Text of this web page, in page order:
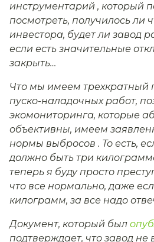
инструментарий , который
посмотреть, получилось ли
инвестора, будет ли завод
если есть значительные
закрыть…
Что мы имеем трехкратный
пуско-наладочных работ,
экомониторинга, которые
объективны, имеем
нормы выбросов . То есть,
должно быть три
теперь я буду просто
что все нормально, даже
килограмм, за все надо
Документ, который был
подтверждает, что завод